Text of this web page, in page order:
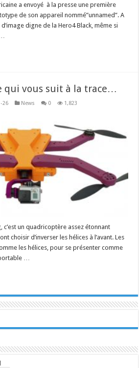
a envoyé à la presse une première
de son appareil nommé”unnamed”. A
digne de la Hero4 Black, même si
qui vous suit à la trace…
26 News 0 1,823
c’est un quadricoptère assez étonnant
choisir d’inverser les hélices à l’avant. Les
les hélices, pour se présenter comme
…